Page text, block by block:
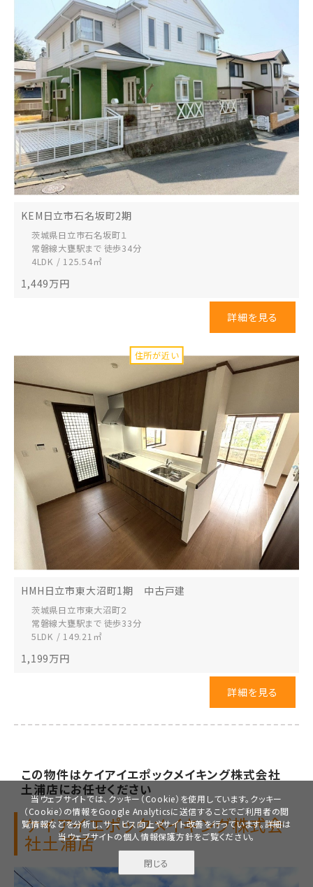
無料で
資料請求 見学予約
KEM日立市石名坂町2期
茨城県日立市石名坂町１
常磐線大甕駅まで 徒歩34分
4LDK / 125.54㎡
1,449万円
詳細を見る
HMH日立市東大沼町1期 中古戸建
茨城県日立市東大沼町２
常磐線大甕駅まで 徒歩33分
5LDK / 149.21㎡
1,199万円
詳細を見る
この物件はケイアイエポックメイキング株式会社
土浦店にお任せください
ケイアイエポックメイキング株式会
社土浦店
当ウェブサイトでは、クッキー（Cookie）を使用しています。クッキー
（Cookie）の情報をGoogle Analyticsに送信することでご利用者の閲
覧情報などを分析し、サービス向上やサイト改善を行っています。詳細は
当ウェブサイトの個人情報保護方針をご覧ください。
閉じる